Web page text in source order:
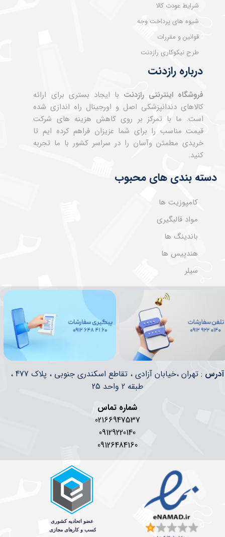
درباره رازدنت
فروشگاه اینترنتی رازدنت با ایجاد بستری برای ارائه
کالاهای دندانپزشکی اصل و اورجینال راه اندازی شده
است. ما با تمرکز بر روی کاهش هزینه های شرکت
قیمت مناسب را برای شما عزیزان فراهم کرده ایم تا
خریدی مطمئن وآسان را در سراسر کشور با ما تجربه
کنید.
شرایط عودت کالا
شیوه های پرداخت وجه
قوانین و مقررات
طرح نیکوکاری رازدنت
دسته بندی های محبوب
کامپوزیت ها
مواد قالبگیری
باندینگ ها
هندپیس ها
سیلر
​​آدرس
: تهران ،خیابان آزادی ، تقاطع اسکندری جنوبی ، پلاک 477 ،
طبقه 2 واحد 25
شماره تماس
02166947537
09129220140
09126484160